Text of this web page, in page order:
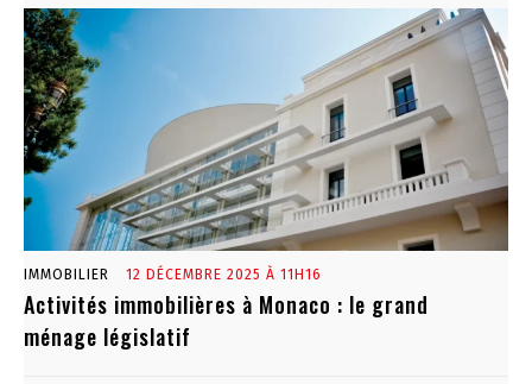
IMMOBILIER 12 DÉCEMBRE 2025 À 11H16
Activités immobilières à Monaco : le grand
ménage législatif